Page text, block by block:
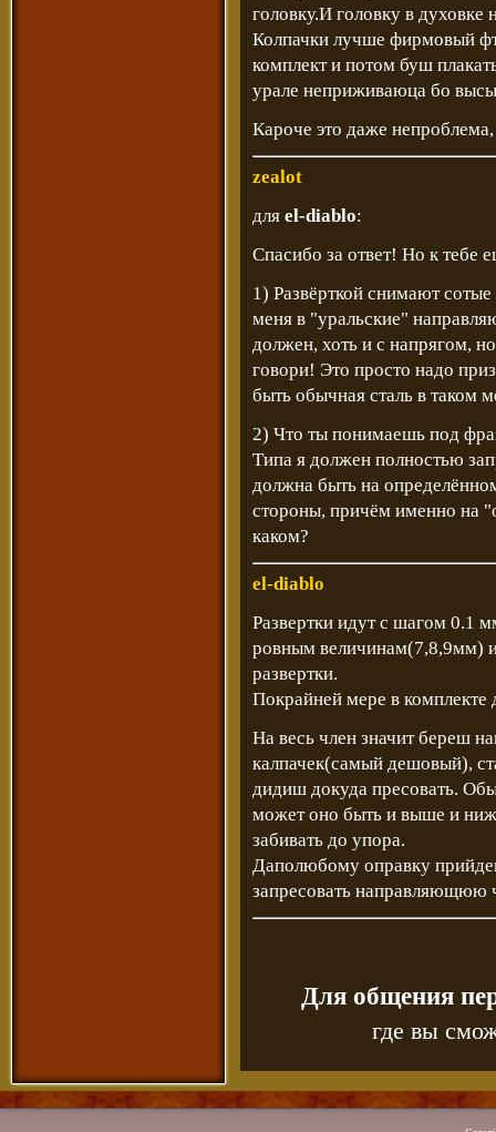
головку.И головку в духовке
Колпачки лучше фирмовый
комплект и потом буш
урале неприживаюца бо
Кароче это даже
zealot
для el-diablo:
Спасибо за ответ! Но к тебе
1) Развёрткой снимают
меня в "уральские"
должен, хоть и с напрягом,
говори! Это просто надо
быть обычная сталь в таком
2) Что ты понимаешь под
Типа я должен полностью
должна быть на
стороны, причём именно на
каком?
el-diablo
Развертки идут с шагом 0.1
ровным величинам(7,8,9мм)
развертки.
Покрайней мере в комплекте
На весь член значит береш
калпачек(самый дешовый),
дидиш докуда пресовать.
может оно быть и выше и
забивать до упора.
Даполюбому оправку
запресовать направляющюю
Для общения
где вы